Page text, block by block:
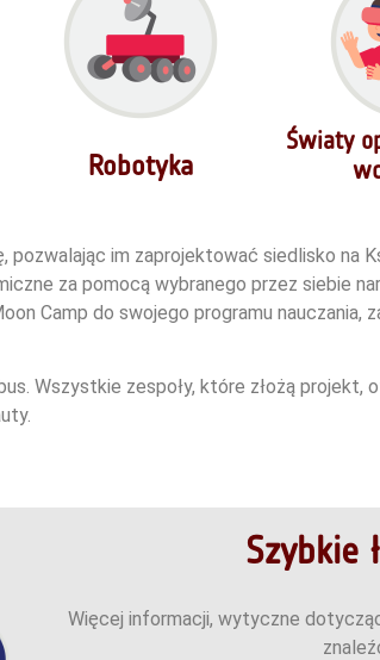
Robotyka
Światy
pozwalając im zaprojektować siedlisko na
za pomocą wybranego przez siebie
Camp do swojego programu nauczania,
Wszystkie zespoły, które złożą
Szybkie
Więcej informacji, wytyczne